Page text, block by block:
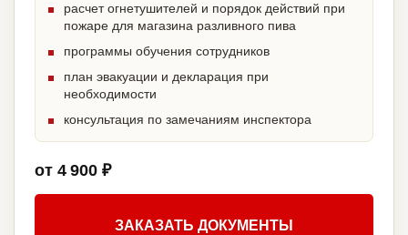
расчет огнетушителей и порядок действий при
пожаре для магазина разливного пива
программы обучения сотрудников
план эвакуации и декларация при
необходимости
консультация по замечаниям инспектора
от 4 900 ₽
ЗАКАЗАТЬ ДОКУМЕНТЫ